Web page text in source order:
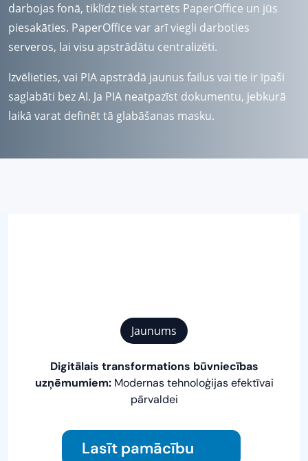
darbojas fonā, tiklīdz tiek startēts PaperOffice un jūs
piesakāties. PaperOffice var arī viegli darboties
serveros, lai visu apstrādātu centralizēti.
Izvēlieties, vai PIA apstrādā jaunus failus vai tie ir īpaši
saglabāti bez AI. Ja PIA neatpazīst dokumentu, jebkurā
laikā varat definēt tā glabāšanas masku.
Jaunums
Digitālais transformations būvniecības
uzņēmumiem:Modernas tehnoloģijas efektīvai
pārvaldei
Lasīt pamācību